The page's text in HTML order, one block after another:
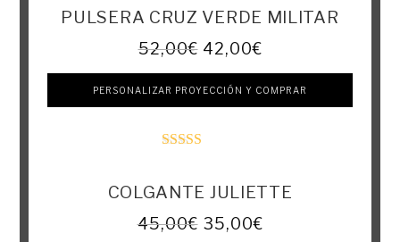
PULSERA CRUZ VERDE MILITAR
52,00€ 42,00€
PERSONALIZAR PROYECCIÓN Y COMPRAR
COLGANTE JULIETTE
45,00€ 35,00€